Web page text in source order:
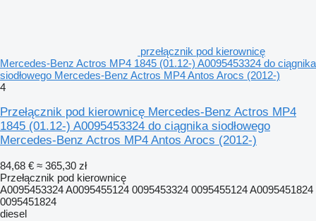
przełącznik pod kierownicę
Mercedes-Benz Actros MP4 1845 (01.12-) A0095453324 do ciągnika
siodłowego Mercedes-Benz Actros MP4 Antos Arocs (2012-)
4
Przełącznik pod kierownicę Mercedes-Benz Actros MP4
1845 (01.12-) A0095453324 do ciągnika siodłowego
Mercedes-Benz Actros MP4 Antos Arocs (2012-)
84,68 € ≈ 365,30 zł
Przełącznik pod kierownicę
A0095453324 A0095455124 0095453324 0095455124 A0095451824
0095451824
diesel